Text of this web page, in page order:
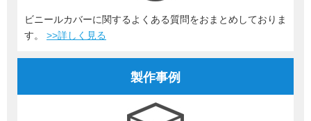
ビニールカバーに関するよくある質問をおまとめしておりま
す。 >>詳しく見る
製作事例